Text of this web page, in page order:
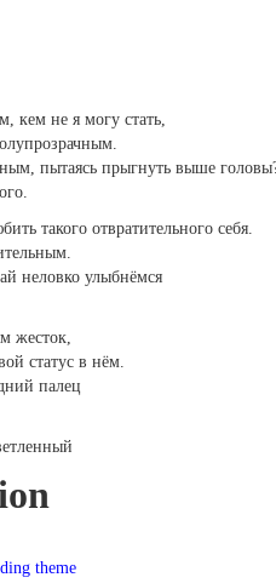
кем не я могу стать,
пытаясь прыгнуть выше
такого отвратительного себя.
неловко улыбнёмся
жесток,
статус в нём.
палец
theme